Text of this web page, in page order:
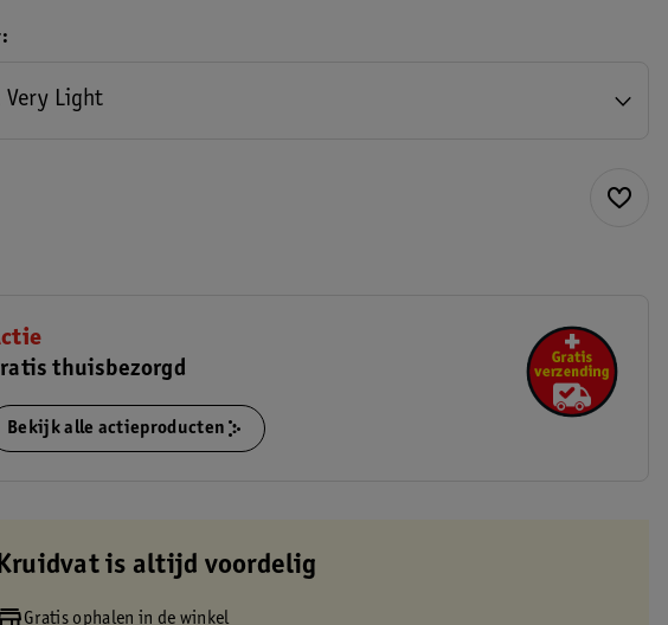
Very Light
thuisbezorgd
Bekijk alle actieproducten
is altijd voordelig
Gratis ophalen in de winkel